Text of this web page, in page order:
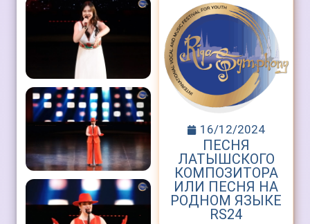
16/12/2024
ПЕСНЯ
ЛАТЫШСКОГО
КОМПОЗИТОРА
ИЛИ ПЕСНЯ НА
РОДНОМ ЯЗЫКЕ
RS24